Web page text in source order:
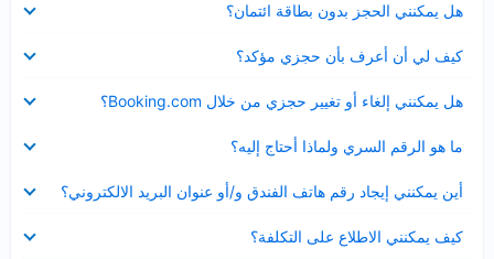
هل يمكنني الحجز بدون بطاقة ائتمان؟
مصغر
كيف لي أن أعرف بأن حجزي مؤكد؟
مصغر
هل يمكنني إلغاء أو تغيير حجزي من خلال Booking.com؟
مصغر
ما هو الرقم السري ولماذا أحتاج إليه؟
مصغر
أين يمكنني إيجاد رقم هاتف الفندق و/أو عنوان البريد الالكتروني؟
عرض
مصغر
كيف يمكنني الاطلاع على التكلفة؟
مصغر